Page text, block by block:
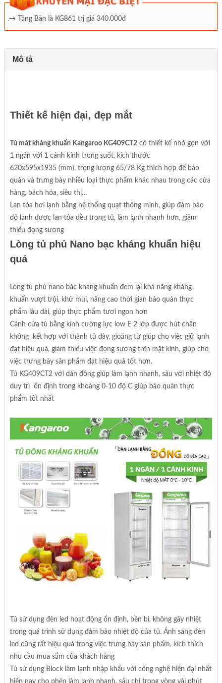
.→ Tặng Bàn là KG861 trị giá 340.000đ
Mô tả
Thiết kế hiện đại, đẹp mắt
Tủ mát kháng khuẩn Kangaroo KG409CT2có thiết kế nhỏ gọn với
1 ngăn với 1 cánh kính trong suốt, kích thước
620x595x1935 (mm), trọng lượng 65/78 Kg thích hợp để bảo
quản và trưng bày nhiều loại thực phẩm khác nhau trong các cửa
hàng, bách hóa, siêu thị…
Lan tỏa hơi lạnh bằng hệ thống quạt thông minh, giúp đảm bảo
độ lạnh được lan tỏa đều trong tủ, làm lạnh nhanh hơn, giảm
thiểu đọng sương
Lòng tủ phủ Nano bạc kháng khuẩn hiệu
quả
Lòng tủ phủ nano bác kháng khuẩn đem lại khả năng kháng
khuẩn vượt trội, khử mùi, nâng cao thời gian bảo quản thực
phẩm lâu dài, giúp thực phẩm tươi ngon hơn
Cánh cửa tủ bằng kính cường lực low E 2 lớp được hút chân
không kết hợp với thành tủ dày, gioăng từ giúp cho việc giữ lạnh
đạt hiệu quả, giảm thiểu việc đọng sương trên mặt kính, giúp cho
việc trưng bày sản phẩm đạt hiệu quả tốt hơn.
Tủ KG409CT2 với dàn đồng giúp làm lạnh nhanh, sâu với nhiệt độ
duy trì ổn định trong khoảng 0-10 độ C giúp bảo quản thực
phẩm tốt nhất
Tủ sử dụng đèn led hoạt động ổn định, bền bỉ, không gây nhiệt
trong quá trình sử dụng đảm bảo nhiệt độ của tủ. Ánh sáng đèn
led cũng rất hiệu quả trong việc trưng bày sản phẩm, kích thích
nhu cầu mua sắm của khách hàng
Tủ sử dụng Block làm lạnh nhập khẩu với công nghệ hiện đại nhất